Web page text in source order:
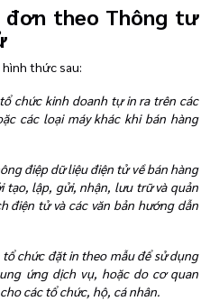
theo Thông tư
thức sau:
chức kinh doanh tự in ra trên các
các loại máy khác khi bán hàng
điệp dữ liệu điện tử về bán hàng
tạo, lập, gửi, nhận, lưu trữ và quản
điện tử và các văn bản hướng dẫn
chức đặt in theo mẫu để sử dụng
ứng dịch vụ, hoặc do cơ quan
các tổ chức, hộ, cá nhân.